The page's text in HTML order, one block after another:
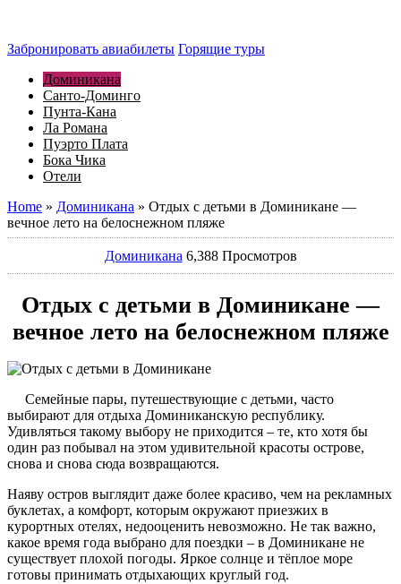
Забронировать авиабилеты Горящие туры
Доминикана
Санто-Доминго
Пунта-Кана
Ла Романа
Пуэрто Плата
Бока Чика
Отели
Home » Доминикана » Отдых с детьми в Доминикане —
вечное лето на белоснежном пляже
Доминикана 6,388 Просмотров
Отдых с детьми в Доминикане —
вечное лето на белоснежном пляже
Семейные пары, путешествующие с детьми, часто
выбирают для отдыха Доминиканскую республику.
Удивляться такому выбору не приходится – те, кто хотя бы
один раз побывал на этом удивительной красоты острове,
снова и снова сюда возвращаются.
Наяву остров выглядит даже более красиво, чем на рекламных
буклетах, а комфорт, которым окружают приезжих в
курортных отелях, недооценить невозможно. Не так важно,
какое время года выбрано для поездки – в Доминикане не
существует плохой погоды. Яркое солнце и тёплое море
готовы принимать отдыхающих круглый год.